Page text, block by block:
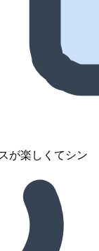
が楽しくてシン